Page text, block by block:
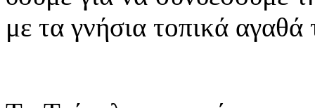
με τα γνήσια τοπικά αγαθά